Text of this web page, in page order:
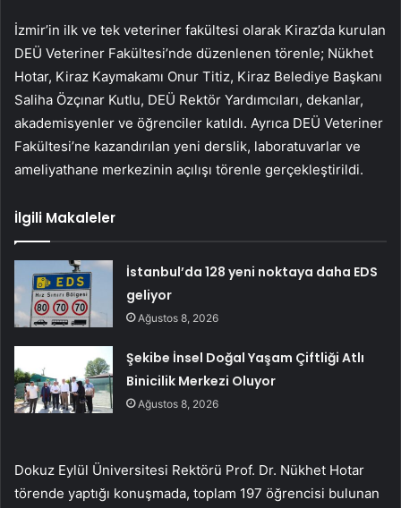
İzmir’in ilk ve tek veteriner fakültesi olarak Kiraz’da kurulan
DEÜ Veteriner Fakültesi’nde düzenlenen törenle; Nükhet
Hotar, Kiraz Kaymakamı Onur Titiz, Kiraz Belediye Başkanı
Saliha Özçınar Kutlu, DEÜ Rektör Yardımcıları, dekanlar,
akademisyenler ve öğrenciler katıldı. Ayrıca DEÜ Veteriner
Fakültesi’ne kazandırılan yeni derslik, laboratuvarlar ve
ameliyathane merkezinin açılışı törenle gerçekleştirildi.
İlgili Makaleler
İstanbul’da 128 yeni noktaya daha EDS
geliyor
Ağustos 8, 2026
Şekibe İnsel Doğal Yaşam Çiftliği Atlı
Binicilik Merkezi Oluyor
Ağustos 8, 2026
Dokuz Eylül Üniversitesi Rektörü Prof. Dr. Nükhet Hotar
törende yaptığı konuşmada, toplam 197 öğrencisi bulunan